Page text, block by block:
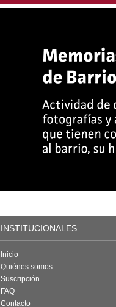
INSTITUCIONALES
Inicio
Quiénes somos
Suscripción
FAQ
Contacto